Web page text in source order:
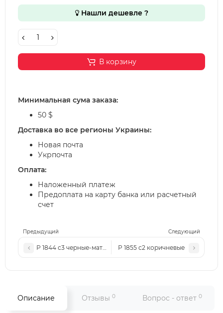
Предыдущий Следующий
Р 1844 с3 черные-матовые Р 1855 с2 коричневые
Нашли дешевле ?
В корзину
Минимальная сума заказа:
50 $
Доставка во все регионы Украины:
Новая почта
Укрпочта
Оплата:
Наложенный платеж
Предоплата на карту банка или расчетный
счет
Описание Отзывы 0 Вопрос - ответ 0